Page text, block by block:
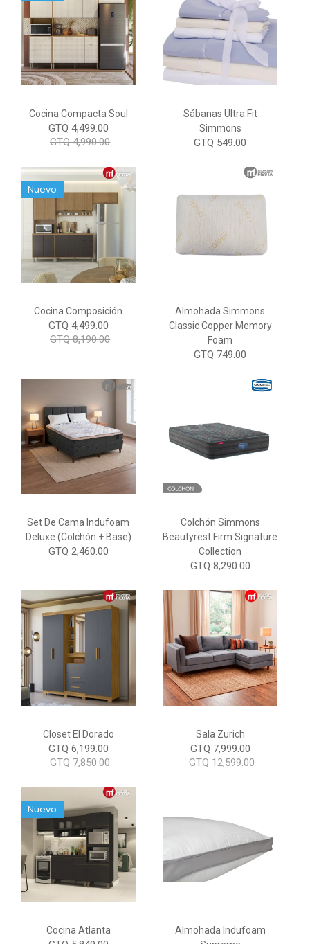
Cocina Compacta Soul
GTQ 4,499.00
GTQ 4,990.00
Sábanas Ultra Fit
Simmons
GTQ 549.00
Cocina Composición
Nuevo
GTQ 4,499.00
GTQ 8,190.00
Almohada Simmons
Classic Copper Memory
Foam
GTQ 749.00
Set De Cama Indufoam
Deluxe (Colchón + Base)
GTQ 2,460.00
Colchón Simmons
Beautyrest Firm Signature
Collection
GTQ 8,290.00
Closet El Dorado
GTQ 6,199.00
GTQ 7,850.00
Sala Zurich
GTQ 7,999.00
GTQ 12,599.00
Cocina Atlanta
Nuevo
Almohada Indufoam